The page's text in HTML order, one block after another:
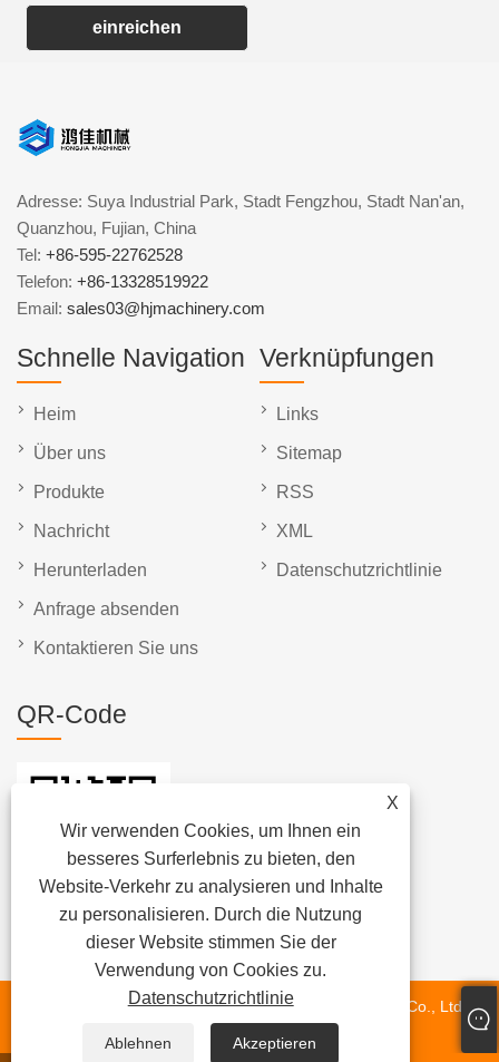
einreichen
X
Wir verwenden Cookies, um Ihnen ein
besseres Surferlebnis zu bieten, den
Website-Verkehr zu analysieren und Inhalte
zu personalisieren. Durch die Nutzung
dieser Website stimmen Sie der
Verwendung von Cookies zu.
Datenschutzrichtlinie
Ablehnen Akzeptieren
Adresse: Suya Industrial Park, Stadt Fengzhou, Stadt Nan'an,
Quanzhou, Fujian, China
Tel: +86-595-22762528
Telefon: +86-13328519922
Email: sales03@hjmachinery.com
Schnelle Navigation
Heim
Über uns
Produkte
Nachricht
Herunterladen
Anfrage absenden
Kontaktieren Sie uns
Verknüpfungen
Links
Sitemap
RSS
XML
Datenschutzrichtlinie
QR-Code
Copyright © 2024 Fujian Quanzhou Hongjia Machinery Co., Ltd.
Alle Rechte vorbehalten.